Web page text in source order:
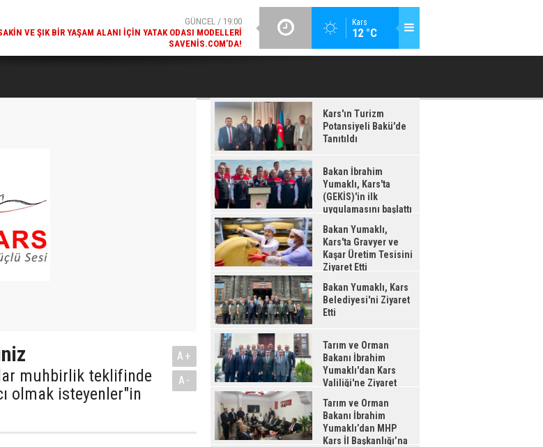
Kars
12 °C
GÜNCEL / 18:38
KARS'IN TURIZM POTANSIYELI BAKÜ'DE TANITILDI
BAKAN İBRAHIM YUMAKLI, KARS'TA (GEKİS)'IN ILK
muhbirlik teklifinde
olmak isteyenler"in
A+
A-
Kars'ın Turizm
Potansiyeli Bakü'de
Tanıtıldı
Bakan İbrahim
Yumaklı, Kars'ta
(GEKİS)'in ilk
uygulamasını başlattı
Bakan Yumaklı,
Kars'ta Gravyer ve
Kaşar Üretim Tesisini
Ziyaret Etti
Bakan Yumaklı, Kars
Belediyesi'ni Ziyaret
Etti
Tarım ve Orman
Bakanı İbrahim
Yumaklı'dan Kars
Valiliği'ne Ziyaret
Tarım ve Orman
Bakanı İbrahim
Yumaklı’dan MHP
Kars İl Başkanlığı’na